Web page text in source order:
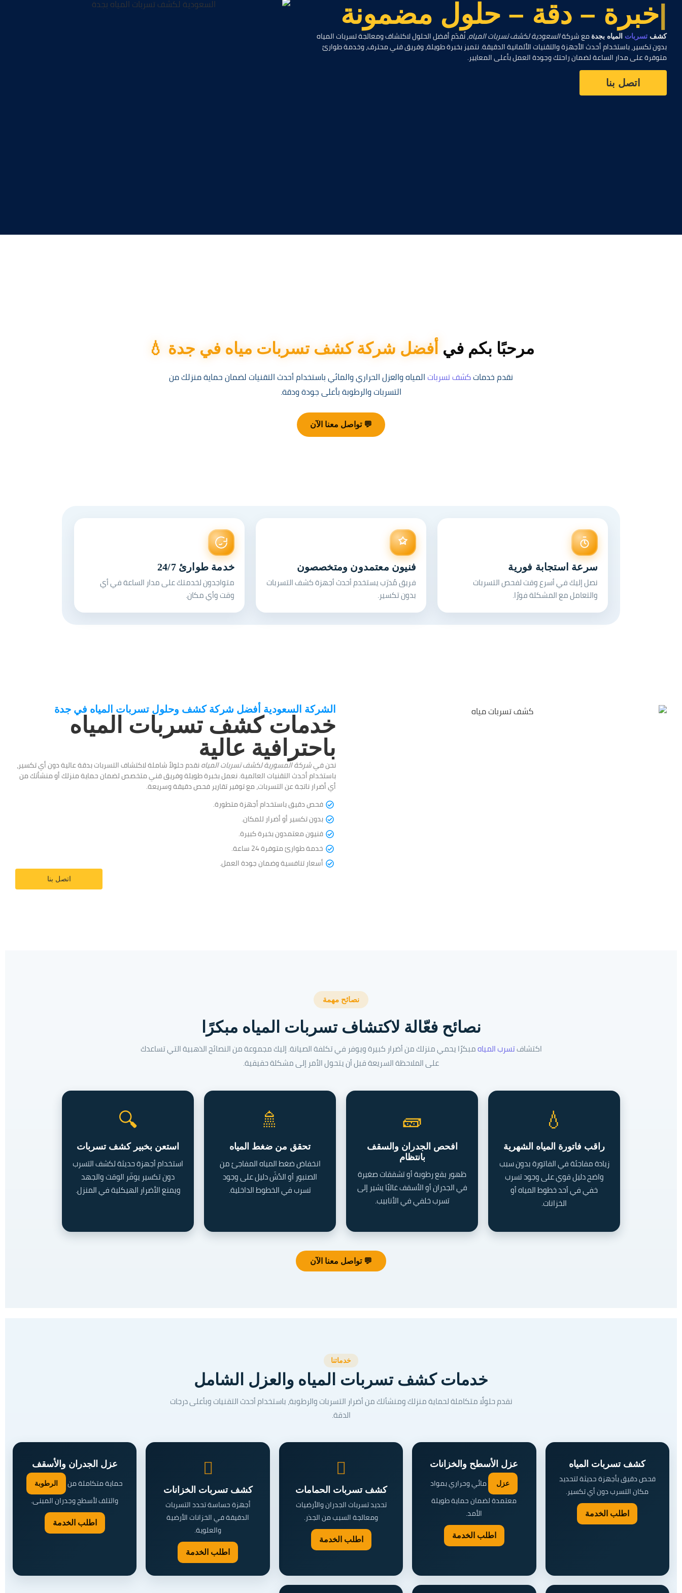
خبر ة – دقة – حلول مضمونة |
كشف تسربات المياه بجدة مع شركةالسعودية لكشف تسربات المياه، نُقدّم أفضل الحلول لاكتشاف ومعالجة تسربات المياه
بدون تكسير، باستخدام أحدث الأجهزة والتقنيات الألمانية الدقيقة. نتميز بخبرة طويلة، وفريق فني محترف، وخدمة طوارئ
متوفرة على مدار الساعة لضمان راحتك وجودة العمل بأعلى المعايير.
اتصل بنا
مرحبًا بكم في أفضل شركة كشف تسربات مياه في جدة 💧
نقدم خدماتكشف تسربات المياه والعزل الحراري والمائي باستخدام أحدث التقنيات لضمان حماية منزلك من
التسربات والرطوبة بأعلى جودة ودقة.
💬 تواصل معنا الآن
سرعة استجابة فورية
نصل إليك في أسرع وقت لفحص التسربات
والتعامل مع المشكلة فورًا.
فنيون معتمدون ومتخصصون
فريق مُدرّب يستخدم أحدث أجهزة كشف التسربات
بدون تكسير.
خدمة طوارئ 24/7
متواجدون لخدمتك على مدار الساعة في أي
وقت وأي مكان.
الشركة السعودية أفضل شركة كشف وحلول تسربات المياه في جدة
خدمات كشف تسربات المياه
باحترافية عالية
نحن فيشركة المسورية لكشف تسربات المياهنقدم حلولاً شاملة لاكتشاف التسربات بدقة عالية دون أي تكسير،
باستخدام أحدث التقنيات العالمية. نعمل بخبرة طويلة وفريق فني متخصص لضمان حماية منزلك أو منشأتك من
أي أضرار ناتجة عن التسربات، مع توفير تقارير فحص دقيقة وسريعة.
فحص دقيق باستخدام أجهزة متطورة.
بدون تكسير أو أضرار للمكان.
فنيون معتمدون بخبرة كبيرة.
خدمة طوارئ متوفرة 24 ساعة.
أسعار تنافسية وضمان جودة العمل.
اتصل بنا
نصائح مهمة
نصائح فعّالة لاكتشاف تسربات المياه مبكرًا
اكتشافتسرب المياهمبكرًا يحمي منزلك من أضرار كبيرة ويوفر في تكلفة الصيانة. إليك مجموعة من النصائح الذهبية التي تساعدك
على الملاحظة السريعة قبل أن يتحول الأمر إلى مشكلة حقيقية.
💧
راقب فاتورة المياه الشهرية
زيادة مفاجئة في الفاتورة بدون سبب
واضح دليل قوي على وجود تسرب
خفي في أحد خطوط المياه أو
الخزانات.
🧱
افحص الجدران والسقف
بانتظام
ظهور بقع رطوبة أو تشققات صغيرة
في الجدران أو الأسقف غالبًا يشير إلى
تسرب خلفي في الأنابيب.
🚿
تحقق من ضغط المياه
انخفاض ضغط المياه المفاجئ من
الصنبور أو الدُشّ دليل على وجود
تسرب في الخطوط الداخلية.
🔍
استعن بخبير كشف تسربات
استخدام أجهزة حديثة لكشف التسرب
دون تكسير يوفّر الوقت والجهد
ويمنع الأضرار الهيكلية في المنزل.
💬 تواصل معنا الآن
خدماتنا
خدمات كشف تسربات المياه والعزل الشامل
نقدم حلولًا متكاملة لحماية منزلك ومنشأتك من أضرار التسربات والرطوبة، باستخدام أحدث التقنيات وبأعلى درجات
الدقة.
كشف تسربات المياه
فحص دقيق بأجهزة حديثة لتحديد
مكان التسرب دون أي تكسير.
اطلب الخدمة
عزل الأسطح والخزانات
عزل
مائي وحراري بمواد
معتمدة لضمان حماية طويلة
الأمد.
اطلب الخدمة
كشف تسربات الحمامات
تحديد تسربات الجدران والأرضيات
ومعالجة السبب من الجذر.
اطلب الخدمة
كشف تسربات الخزانات
أجهزة حساسة تحدد التسربات
الدقيقة في الخزانات الأرضية
والعلوية.
اطلب الخدمة
عزل الجدران والأسقف
حماية متكاملة من الرطوبة
والتلف لأسطح وجدران المبنى.
اطلب الخدمة